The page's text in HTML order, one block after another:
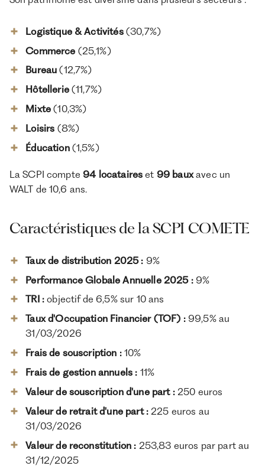
Logistique & Activités (30,7%)
Commerce (25,1%)
Bureau(12,7%)
Hôtellerie (11,7%)
Mixte(10,3%)
Loisirs (8%)
Éducation (1,5%)
La SCPI compte 94 locataires et 99 bauxavec un
WALT de 10,6 ans.
Caractéristiques de la SCPI COMETE
Taux de distribution 2025 : 9%
Performance Globale Annuelle 2025 : 9%
TRI :objectif de 6,5% sur 10 ans
Taux d'Occupation Financier (TOF) : 99,5% au
31/03/2026
Frais de souscription :10%
Frais de gestion annuels : 11%
Valeur de souscription d'une part : 250 euros
Valeur de retrait d'une part : 225 euros au
31/03/2026
Valeur de reconstitution : 253,83 euros par part au
31/12/2025